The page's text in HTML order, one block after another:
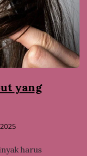
yang
harus